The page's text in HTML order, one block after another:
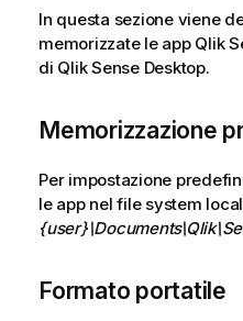
In questa sezione viene
memorizzate le app Qlik
di Qlik Sense Desktop.
Memorizzazione
Per impostazione
le app nel file system
Formato portatile